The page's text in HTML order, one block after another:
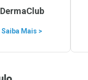
DermaClub
Saiba Mais >